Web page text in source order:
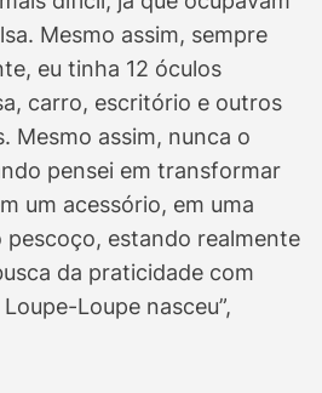
Mesmo assim, sempre
eu tinha 12 óculos
carro, escritório e outros
Mesmo assim, nunca o
pensei em transformar
um acessório, em uma
pescoço, estando realmente
da praticidade com
Loupe nasceu”,